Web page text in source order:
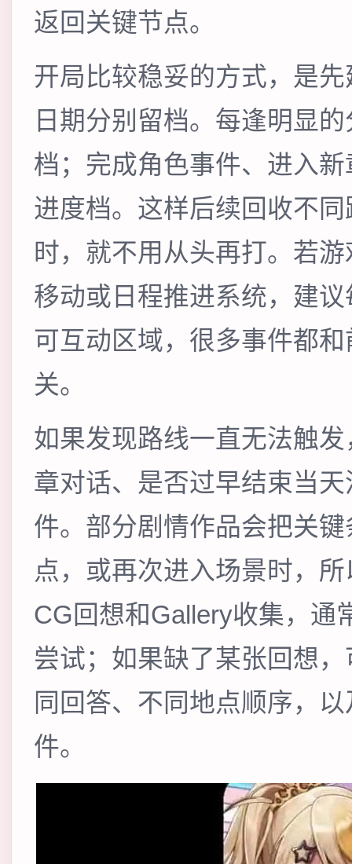
返回关键节点。
开局比较稳妥的方式，是
日期分别留档。每逢明显
档；完成角色事件、进入
进度档。这样后续回收不
时，就不用从头再打。若
移动或日程推进系统，建
可互动区域，很多事件都
关。
如果发现路线一直无法触
章对话、是否过早结束当
件。部分剧情作品会把关
点，或再次进入场景时，
CG回想和Gallery收集，通
尝试；如果缺了某张回想
同回答、不同地点顺序，
件。